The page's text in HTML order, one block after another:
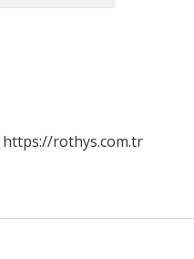
https://rothys.com.tr